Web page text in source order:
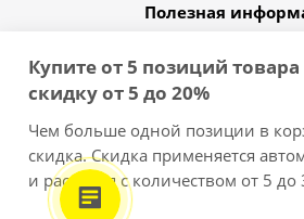
Полезная
Вопрос-ответ
8 (812) 454-10-
Купите от 5 позиций
скидку от 5 до 20%
Чем больше одной позиции в
скидка. Скидка применяется
и растения с количеством от 5 до